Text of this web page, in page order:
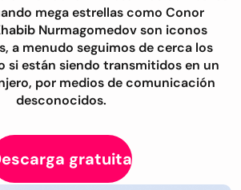
mega estrellas como Conor
Nurmagomedov son iconos
a menudo seguimos de cerca los
si están siendo transmitidos en un
por medios de comunicación
desconocidos.
gratuita